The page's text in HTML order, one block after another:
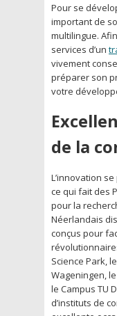
Pour se
important de
multilingue.
services d’un
vivement
préparer son
votre
de la
L’innovation
ce qui fait des
pour la
Néerlandais
conçus pour
Science Park,
Wageningen,
le Campus TU
d’instituts de